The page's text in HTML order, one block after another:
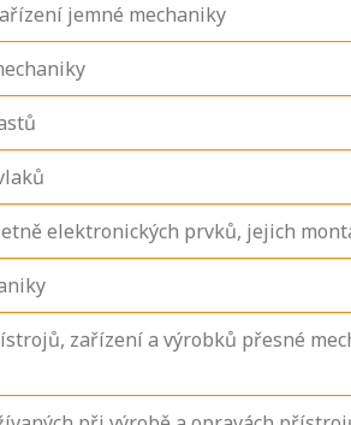
jemné mechaniky
elektronických prvků, jejich
zařízení a výrobků přesné